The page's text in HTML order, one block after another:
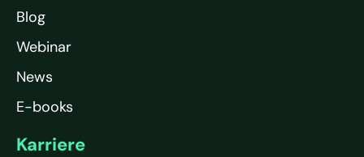
Blog
Webinar
News
E-books
Karriere